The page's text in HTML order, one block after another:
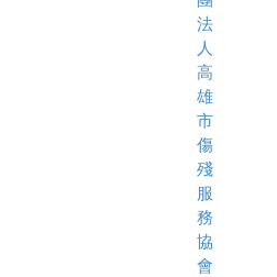
法
人
高
雄
市
傷
殘
服
務
協
會